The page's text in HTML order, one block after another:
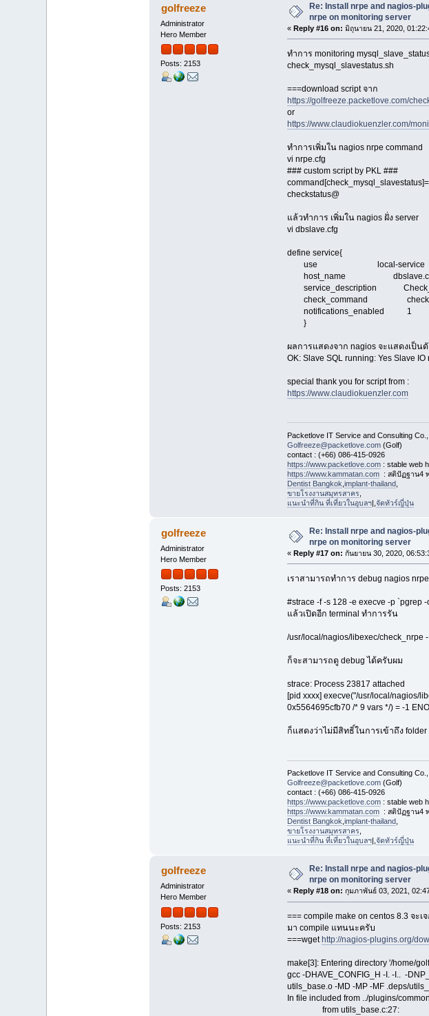
golfreeze
Administrator
Hero Member
Posts: 2153
Re: Install nrpe and nagios-
nrpe on monitoring server
« Reply #16 on: มิถุนายน 21, 2020,
ทำการ monitoring
check_mysql_slavestatus.sh
===download script จาก
https://golfreeze.packetlove.com/
or
https://www.claudiokuenzler.com/
ทำการเพิ่มใน nagios nrpe command
vi nrpe.cfg
### custom script by PKL ###
checkstatus@
แล้วทำการ เพิ่มใน nagios ฝั่ง server
vi dbslave.cfg
define service{
use local-service ;
host_name
service_description
check_command
notifications_enabled 1
}
ผลการแสดงจาก nagios จะแสดงเป็น
OK: Slave SQL running: Yes Slave
special thank you for script from :
https://www.claudiokuenzler.com
Packetlove IT Service and Consulting Co.,
Golfreeze@packetlove.com(Golf)
contact : (+66) 086-415-0926
https://www.packetlove.com: stable web
https://www.kammatan.com: สติปัฏฐาน4 พ
Dentist Bangkok implant-thailand,
ขายโรงงานสมุทรสาคร,
แนะนำที่กิน ที่เที่ยวในอุบลฯ|, จัดทัวร์ญี่ปุ่น
golfreeze
Administrator
Hero Member
Posts: 2153
Re: Install nrpe and nagios-
nrpe on monitoring server
« Reply #17 on: กันยายน 30, 2020,
เราสามารถทำการ debug nagios
#strace -f -s 128 -e execve -p `pgrep -
แล้วเปิดอีก terminal ทำการรัน
/usr/local/nagios/libexec/check_nrpe
ก็จะสามารถดู debug ได้ครับผม
strace: Process 23817 attached
[pid xxxx] execve("/usr/local/nagios/
0x5564695cfb70 /* 9 vars */) = -1
ก็แสดงว่าไม่มีสิทธิ์ในการเข้าถึง folder
Packetlove IT Service and Consulting Co.,
Golfreeze@packetlove.com(Golf)
contact : (+66) 086-415-0926
https://www.packetlove.com: stable web
https://www.kammatan.com: สติปัฏฐาน4 พ
Dentist Bangkok implant-thailand
ขายโรงงานสมุทรสาคร,
แนะนำที่กิน ที่เที่ยวในอุบลฯ|, จัดทัวร์ญี่ปุ่น
golfreeze
Administrator
Hero Member
Posts: 2153
Re: Install nrpe and nagios-
nrpe on monitoring server
« Reply #18 on: กุมภาพันธ์ 03, 2021,
=== compile make on centos 8.3 จะ
มา compile แทนนะครับ
===wget http://nagios-plugins.org/
make[3]: Entering directory '/home/
gcc -DHAVE_CONFIG_H -I. -I.. -
utils_base.o -MD -MP -MF .deps/
In file included from ../plugins/
from utils_base.c:27: